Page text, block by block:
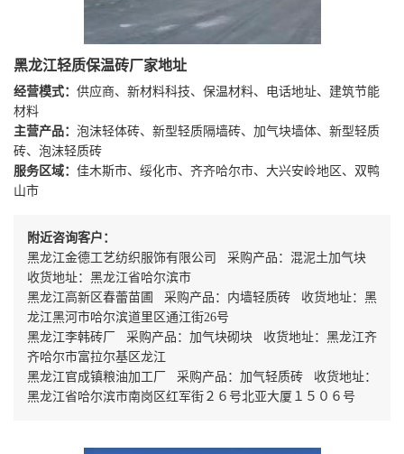
黑龙江轻质保温砖厂家地址
经营模式： 供应商、新材料科技、保温材料、电话地址、建筑节能
材料
主营产品： 泡沫轻体砖、新型轻质隔墙砖、加气块墙体、新型轻质
砖、泡沫轻质砖
服务区域： 佳木斯市、绥化市、齐齐哈尔市、大兴安岭地区、双鸭
山市
附近咨询客户：
黑龙江金德工艺纺织服饰有限公司 采购产品：混泥土加气块
收货地址：黑龙江省哈尔滨市
黑龙江高新区春蕾苗圃 采购产品：内墙轻质砖 收货地址：黑
龙江黑河市哈尔滨道里区通江街26号
黑龙江李韩砖厂 采购产品：加气块砌块 收货地址：黑龙江齐
齐哈尔市富拉尔基区龙江
黑龙江官成镇粮油加工厂 采购产品：加气轻质砖 收货地址：
黑龙江省哈尔滨市南岗区红军街２６号北亚大厦１５０６号